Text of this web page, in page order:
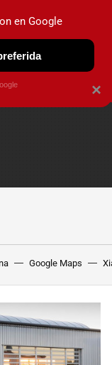
Google Maps
×
en Google